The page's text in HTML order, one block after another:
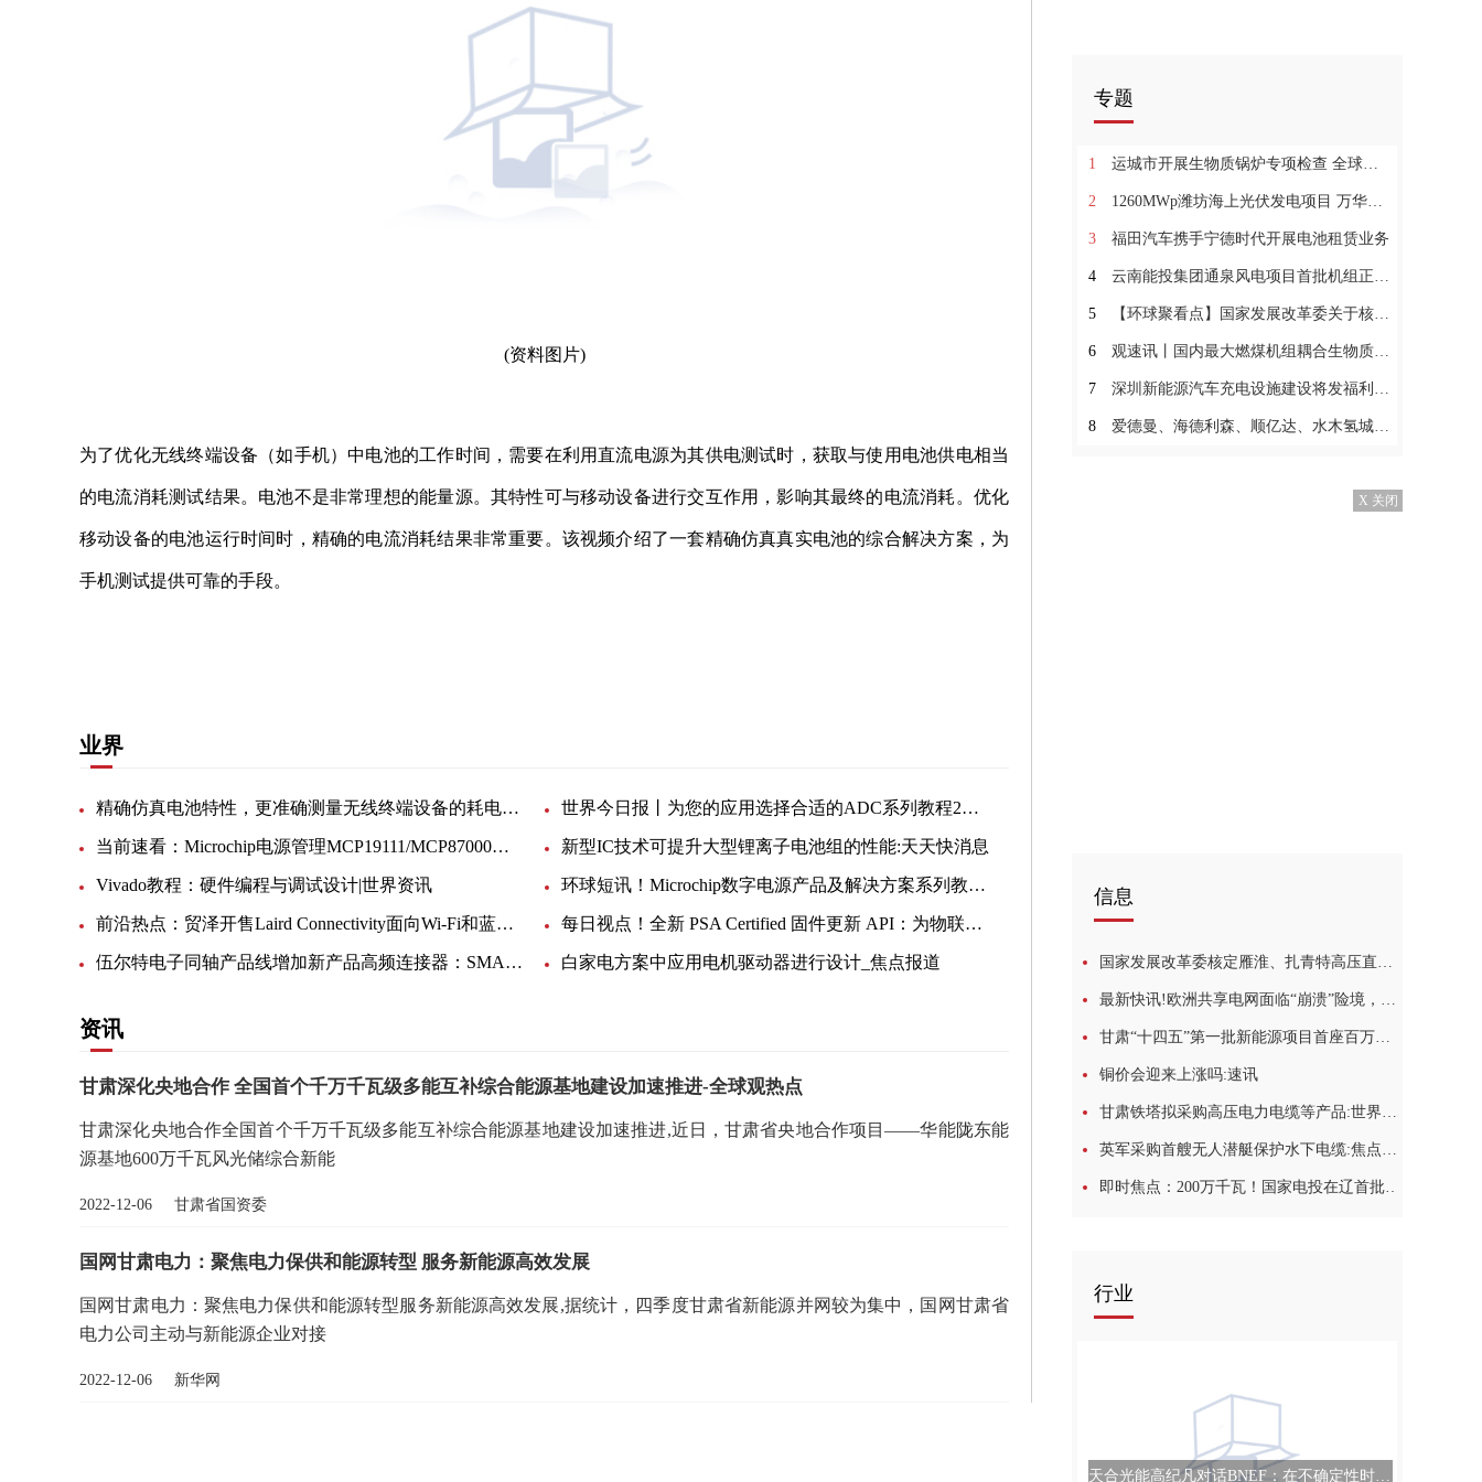
(资料图片)
为了优化无线终端设备（如手机）中电池的工作时间，需要在利用直流电源为其供电测试时，获取与使用电池供电相当
的电流消耗测试结果。电池不是非常理想的能量源。其特性可与移动设备进行交互作用，影响其最终的电流消耗。优化
移动设备的电池运行时间时，精确的电流消耗结果非常重要。该视频介绍了一套精确仿真真实电池的综合解决方案，为
手机测试提供可靠的手段。
业界
精确仿真电池特性，更准确测量无线终端设备的耗电特性_环球时快讯 世界今日报丨为您的应用选择合适的ADC系列教程2：Microchip 16-24位Σ-Δ ADC的特性 (eWorkshop)
当前速看：Microchip电源管理MCP19111/MCP87000系列产品 新型IC技术可提升大型锂离子电池组的性能:天天快消息
Vivado教程：硬件编程与调试设计|世界资讯 环球短讯！Microchip数字电源产品及解决方案系列教程4：dsPIC33C特性简介（一）： 内核及ADC模块 (eWorkshop)
前沿热点：贸泽开售Laird Connectivity面向Wi-Fi和蓝牙应用的FlexPIFA 2-dBi和3-dBi天线 每日视点！全新 PSA Certified 固件更新 API：为物联网设备安全保驾护航
伍尔特电子同轴产品线增加新产品高频连接器：SMA、RPSMA、线缆和转接头 白家电方案中应用电机驱动器进行设计_焦点报道
资讯
甘肃深化央地合作 全国首个千万千瓦级多能互补综合能源基地建设加速推进-全球观热点
甘肃深化央地合作全国首个千万千瓦级多能互补综合能源基地建设加速推进,近日，甘肃省央地合作项目——华能陇东能
源基地600万千瓦风光储综合新能
2022-12-06 甘肃省国资委
国网甘肃电力：聚焦电力保供和能源转型 服务新能源高效发展
国网甘肃电力：聚焦电力保供和能源转型服务新能源高效发展,据统计，四季度甘肃省新能源并网较为集中，国网甘肃省
电力公司主动与新能源企业对接
2022-12-06 新华网
专题
1 运城市开展生物质锅炉专项检查 全球百事通
2 1260MWp潍坊海上光伏发电项目 万华化学助推新旧动能转换
3 福田汽车携手宁德时代开展电池租赁业务
4 云南能投集团通泉风电项目首批机组正式投产
5 【环球聚看点】国家发展改革委关于核定雁淮、扎青特高压直流工程输电价格的通知
6 观速讯丨国内最大燃煤机组耦合生物质发电项目正式投产
7 深圳新能源汽车充电设施建设将发福利|每日时讯
8 爱德曼、海德利森、顺亿达、水木氢城和兴创海珀尔上榜！北京大兴年度拟支持氢企名单公布
X 关闭
信息
国家发展改革委核定雁淮、扎青特高压直流工程输电价格-全球百事通
最新快讯!欧洲共享电网面临“崩溃”险境，多国计划限制电力出口
甘肃“十四五”第一批新能源项目首座百万千瓦级光伏汇集站并网-世界视点
铜价会迎来上涨吗:速讯
甘肃铁塔拟采购高压电力电缆等产品:世界报资讯
英军采购首艘无人潜艇保护水下电缆:焦点速讯
即时焦点：200万千瓦！国家电投在辽首批风电基地项目全获核准
行业
天合光能高纪凡对话BNEF：在不确定性时代构建行业新生态，开放合作引领全球光伏发展